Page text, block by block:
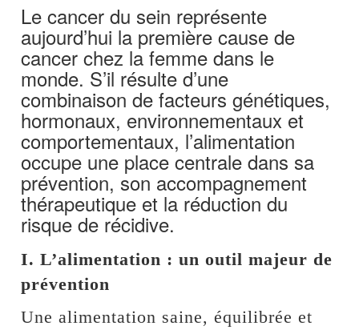
Le cancer du sein représente
aujourd’hui la première cause de
cancer chez la femme dans le
monde. S’il résulte d’une
combinaison de facteurs génétiques,
hormonaux, environnementaux et
comportementaux, l’alimentation
occupe une place centrale dans sa
prévention, son accompagnement
thérapeutique et la réduction du
risque de récidive.
I. L’alimentation : un outil majeur de
prévention
Une alimentation saine, équilibrée et